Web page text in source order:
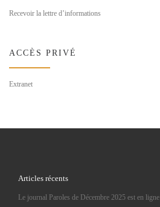
Recevoir la lettre d’informations
ACCÈS PRIVÉ
Extranet
Articles récents
Le journal Paroles de Décembre 2025 est en ligne